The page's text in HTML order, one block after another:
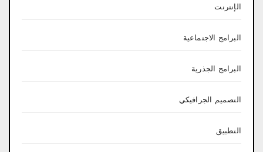
الإنترنت
البرامج الاجتماعية
البرامج الجذرية
التصميم الجرافيكي
التطبيق